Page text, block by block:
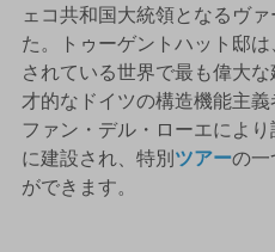
ェコ共和国大統領となるヴ
た。トゥーゲントハット邸
されている世界で最も偉大
才的なドイツの構造機能主
ファン・デル・ローエによ
に建設され、特別ツアーの一
ができます。